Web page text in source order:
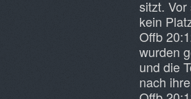
sitzt.
kein
Offb
wurden
und die
nach